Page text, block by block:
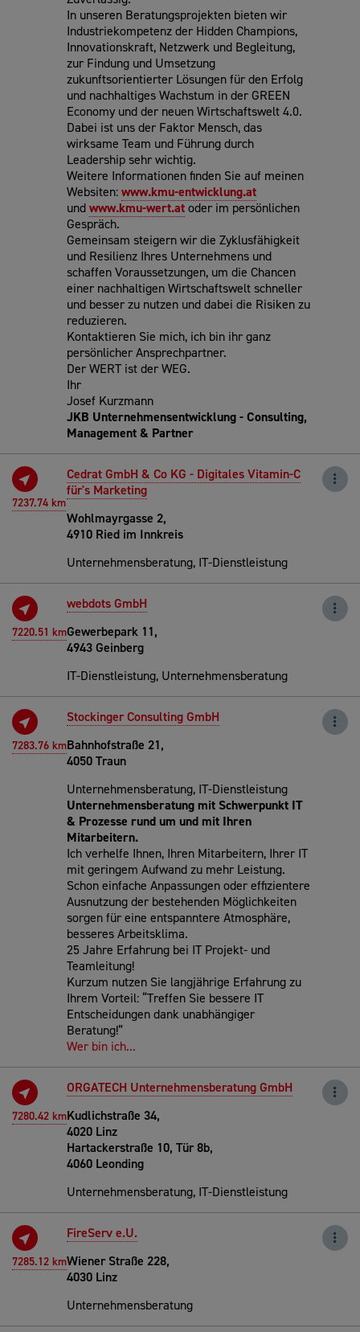
In unseren Beratungsprojekten bieten wir
Industriekompetenz der Hidden Champions,
Innovationskraft, Netzwerk und Begleitung,
zur Findung und Umsetzung
zukunftsorientierter Lösungen für den Erfolg
und nachhaltiges Wachstum in der GREEN
Economy und der neuen Wirtschaftswelt 4.0.
Dabei ist uns der Faktor Mensch, das
wirksame Team und Führung durch
Leadership sehr wichtig.
Weitere Informationen finden Sie auf meinen
Websiten:www.kmu-entwicklung.at
undwww.kmu-wert.atoder im persönlichen
Gespräch.
Gemeinsam steigern wir die Zyklusfähigkeit
und Resilienz Ihres Unternehmens und
schaffen Voraussetzungen, um die Chancen
einer nachhaltigen Wirtschaftswelt schneller
und besser zu nutzen und dabei die Risiken zu
reduzieren.
Kontaktieren Sie mich, ich bin ihr ganz
persönlicher Ansprechpartner.
Der WERT ist der WEG.
Ihr
Josef Kurzmann
JKB Unternehmensentwicklung - Consulting,
Management & Partner
7237.74 km
Cedrat GmbH & Co KG - Digitales Vitamin-C
für's Marketing
Wohlmayrgasse 2,
4910 Ried im Innkreis
Unternehmensberatung, IT-Dienstleistung
7220.51 km
webdots GmbH
Gewerbepark 11,
4943 Geinberg
IT-Dienstleistung, Unternehmensberatung
7283.76 km
Stockinger Consulting GmbH
Bahnhofstraße 21,
4050 Traun
Unternehmensberatung, IT-Dienstleistung
Unternehmensberatung mit Schwerpunkt IT
& Prozesse rund um und mit Ihren
Mitarbeitern.
Ich verhelfe Ihnen, Ihren Mitarbeitern, Ihrer IT
mit geringem Aufwand zu mehr Leistung.
Schon einfache Anpassungen oder effizientere
Ausnutzung der bestehenden Möglichkeiten
sorgen für eine entspanntere Atmosphäre,
besseres Arbeitsklima.
25 Jahre Erfahrung bei IT Projekt- und
Teamleitung!
Kurzum nutzen Sie langjährige Erfahrung zu
Ihrem Vorteil: “Treffen Sie bessere IT
Entscheidungen dank unabhängiger
Beratung!”
Wer bin ich...
7280.42 km
ORGATECH Unternehmensberatung GmbH
Kudlichstraße 34,
4020 Linz
Hartackerstraße 10, Tür 8b,
4060 Leonding
Unternehmensberatung, IT-Dienstleistung
7285.12 km
FireServ e.U.
Wiener Straße 228,
4030 Linz
Unternehmensberatung